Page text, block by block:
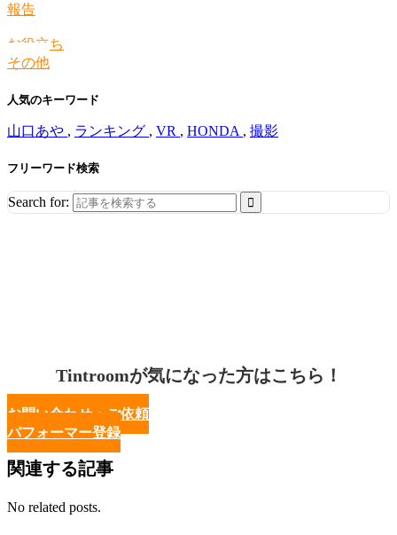
報告
お役立ち
その他
人気のキーワード
山口あや , ランキング , VR , HONDA , 撮影
フリーワード検索
Search for:
Tintroomが気になった方はこちら！
お問い合わせ・ご依頼
パフォーマー登録
関連する記事
No related posts.